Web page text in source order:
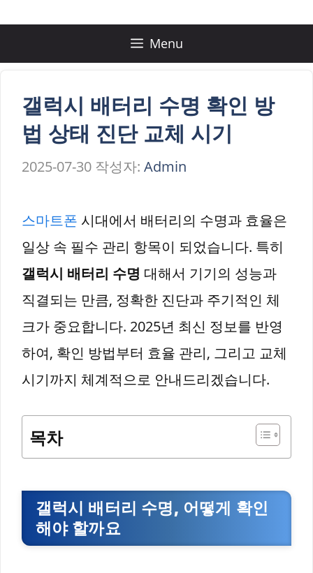
츠
Menu
갤럭시 배터리 수명 확인 방
법 상태 진단 교체 시기
2025-07-30 작성자: Admin
스마트폰 시대에서 배터리의 수명과 효율은
일상 속 필수 관리 항목이 되었습니다. 특히
갤럭시 배터리 수명 대해서 기기의 성능과
직결되는 만큼, 정확한 진단과 주기적인 체
크가 중요합니다. 2025년 최신 정보를 반영
하여, 확인 방법부터 효율 관리, 그리고 교체
시기까지 체계적으로 안내드리겠습니다.
목차
갤럭시 배터리 수명, 어떻게 확인
해야 할까요